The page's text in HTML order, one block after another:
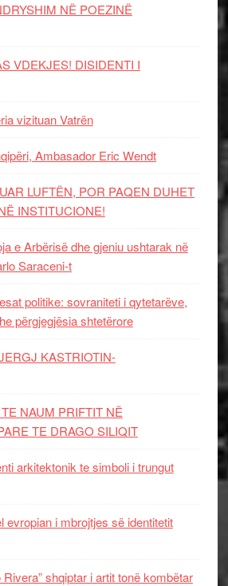
NË POEZINË
VDEKJES! DISIDENTI I
vizituan Vatrën
Ambasador Eric Wendt
LUFTËN, POR PAQEN DUHET
INSTITUCIONE!
e Arbërisë dhe gjeniu ushtarak në
Saraceni-t
politike: sovraniteti i qytetarëve,
përgjegjësia shtetërore
KASTRIOTIN-
NAUM PRIFTIT NË
TE DRAGO SILIQIT
arkitektonik te simboli i trungut
evropian i mbrojtjes së identitetit
shqiptar i artit tonë kombëtar